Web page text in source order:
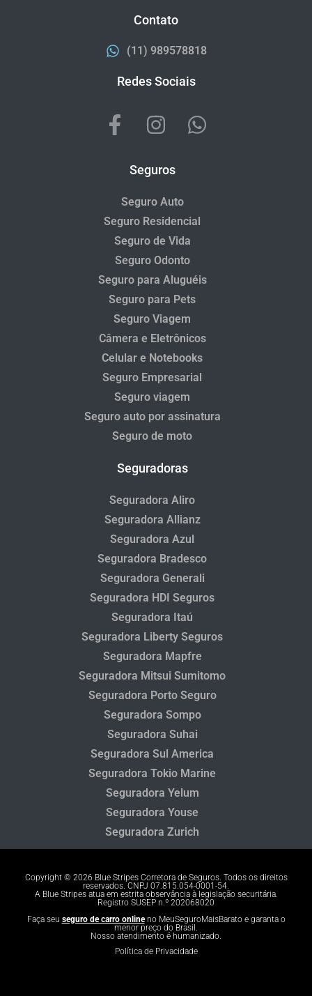
Contato
(11) 989578818
Redes Sociais
Seguros
Seguro Auto
Seguro Residencial
Seguro de Vida
Seguro Odonto
Seguro para Aluguéis
Seguro para Pets
Seguro Viagem
Câmera e Eletrônicos
Celular e Notebooks
Seguro Empresarial
Seguro viagem
Seguro auto por assinatura
Seguro de moto
Seguradoras
Seguradora Aliro
Seguradora Allianz
Seguradora Azul
Seguradora Bradesco
Seguradora Generali
Seguradora HDI Seguros
Seguradora Itaú
Seguradora Liberty Seguros
Seguradora Mapfre
Seguradora Mitsui Sumitomo
Seguradora Porto Seguro
Seguradora Sompo
Seguradora Suhai
Seguradora Sul America
Seguradora Tokio Marine
Seguradora Yelum
Seguradora Youse
Seguradora Zurich
Copyright © 2026 Blue Stripes Corretora de Seguros. Todos os direitos
reservados. CNPJ 07.815.054-0001-54.
A Blue Stripes atua em estrita observância à legislação securitária.
Registro SUSEP n.º 202068020
Faça seu seguro de carro onlineno MeuSeguroMaisBarato e garanta o
menor preço do Brasil.
Nosso atendimento é humanizado.
Política de Privacidade